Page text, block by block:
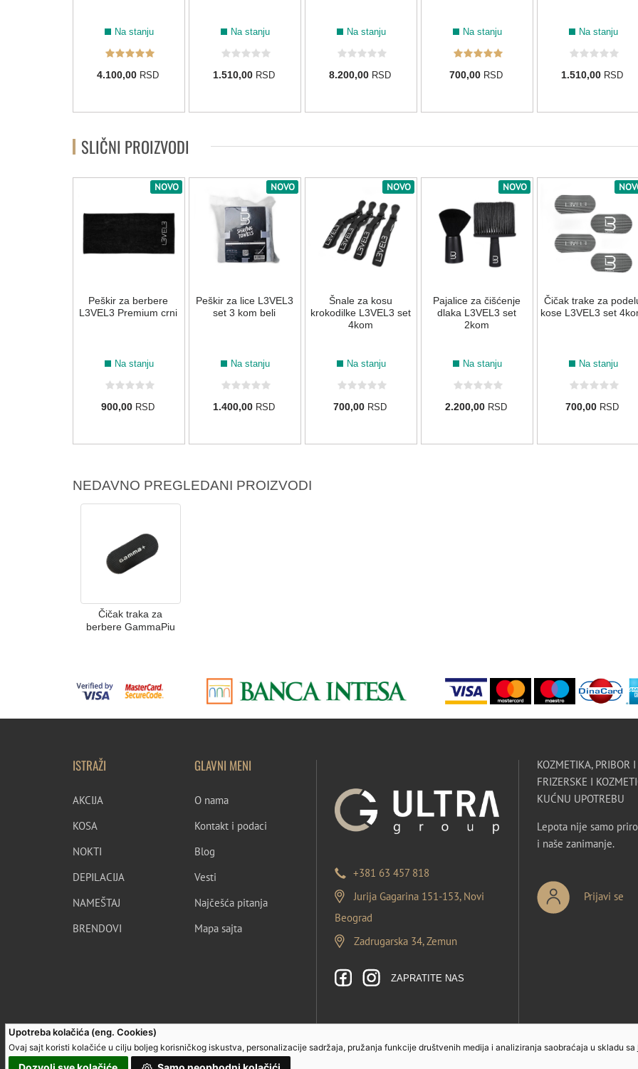
Upotreba kolačića (eng. Cookies)
Ovaj sajt koristi kolačiće u cilju boljeg korisničkog iskustva, personalizacije sadržaja, pružanja funkcije društvenih medija i analiziranja saobraćaja u skladu sa
Na stanju
4.100,00 RSD
Na stanju
1.510,00 RSD
Na stanju
8.200,00 RSD
Na stanju
700,00 RSD
Na stanju
1.510,00 RSD
SLIČNI PROIZVODI
NOVO
Peškir za berbere
L3VEL3 Premium crni
Na stanju
900,00 RSD
NOVO
Peškir za lice L3VEL3
set 3 kom beli
Na stanju
1.400,00 RSD
NOVO
Šnale za kosu
krokodilke L3VEL3 set
4kom
Na stanju
700,00 RSD
NOVO
Pajalice za čišćenje
dlaka L3VEL3 set
2kom
Na stanju
2.200,00 RSD
Čičak trake za
kose L3VEL3 set
Na stanju
700,00 RSD
NEDAVNO PREGLEDANI PROIZVODI
Čičak traka za
berbere GammaPiu
ISTRAŽI
AKCIJA
KOSA
NOKTI
DEPILACIJA
NAMEŠTAJ
BRENDOVI
GLAVNI MENI
O nama
Kontakt i podaci
Blog
Vesti
Najčešća pitanja
Mapa sajta
+381 63 457 818
Jurija Gagarina 151-153, Novi
Beograd
Zadrugarska 34, Zemun
ZAPRATITE NAS
KOZMETIKA, PRIBOR
FRIZERSKE I
KUĆNU UPOTREBU
Lepota nije samo
i naše zanimanje.
Prijavi se